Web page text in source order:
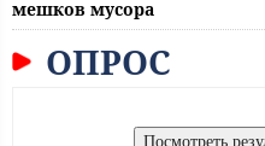
мешков мусора
ОПРОС